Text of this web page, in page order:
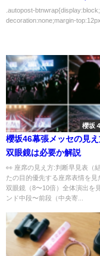
けにわかりやすく解説
.autopost-
decoration:none;margin-
櫻坂
櫻坂46幕張メッセの見え
双眼鏡は必要か解説
👀 座席の見え方:判断早見表（
たの目的優先する座席表情を見
双眼鏡（8〜10倍）全体演出を
ンド中段〜前段（中央寄...